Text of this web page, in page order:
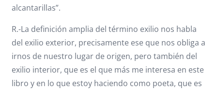
alcantarillas”.
R.-La definición amplia del término exilio nos habla
del exilio exterior, precisamente ese que nos obliga a
irnos de nuestro lugar de origen, pero también del
exilio interior, que es el que más me interesa en este
libro y en lo que estoy haciendo como poeta, que es